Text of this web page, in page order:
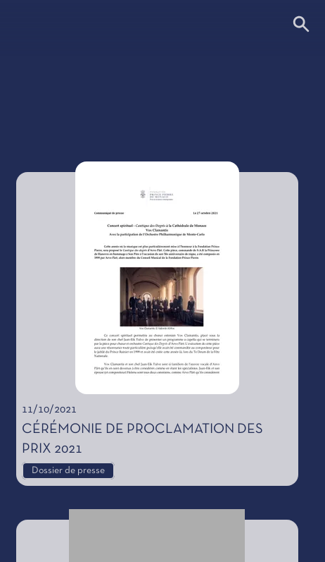
11/10/2021
CÉRÉMONIE DE PROCLAMATION DES
PRIX 2021
Dossier de presse